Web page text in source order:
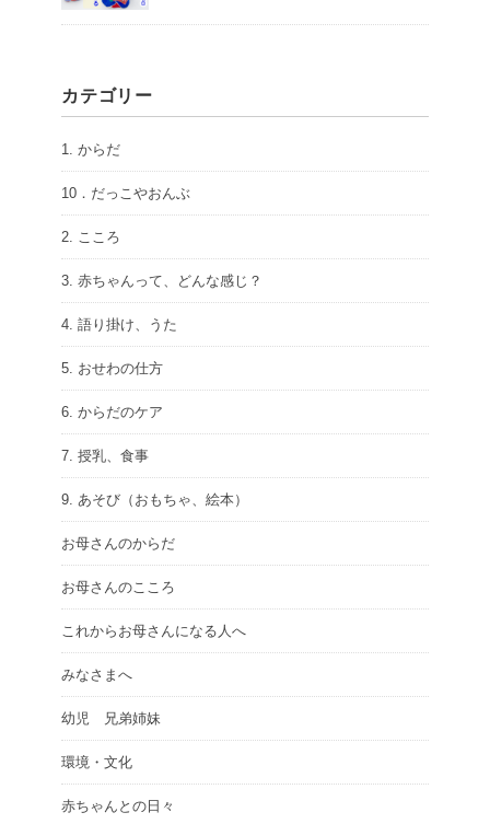
カテゴリー
1. からだ
10．だっこやおんぶ
2. こころ
3. 赤ちゃんって、どんな感じ？
4. 語り掛け、うた
5. おせわの仕方
6. からだのケア
7. 授乳、食事
9. あそび（おもちゃ、絵本）
お母さんのからだ
お母さんのこころ
これからお母さんになる人へ
みなさまへ
幼児 兄弟姉妹
環境・文化
赤ちゃんとの日々